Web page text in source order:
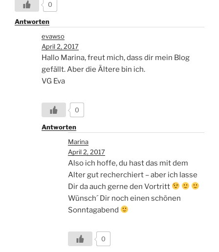
0
Antworten
evawso
April 2, 2017
Hallo Marina, freut mich, dass dir mein Blog
gefällt. Aber die Ältere bin ich.
VG Eva
0
Antworten
Marina
April 2, 2017
Also ich hoffe, du hast das mit dem
Alter gut recherchiert – aber ich lasse
Dir da auch gerne den Vortritt
Wünsch´ Dir noch einen schönen
Sonntagabend
0